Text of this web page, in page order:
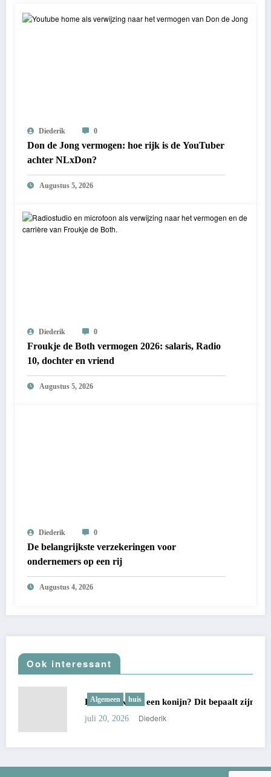
Diederik 0
Don de Jong vermogen: hoe rijk is de YouTuber
achter NLxDon?
Augustus 5, 2026
Diederik 0
Froukje de Both vermogen 2026: salaris, Radio
10, dochter en vriend
Augustus 5, 2026
Diederik 0
De belangrijkste verzekeringen voor
ondernemers op een rij
Augustus 4, 2026
Ook interessant
huis
Hoe oud wordt een konijn? Dit bepaalt zijn echte leeftijd
juli 20, 2026 Diederik